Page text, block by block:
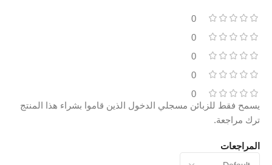
0
0
0
0
0
المراجعات
يسمح فقط للزبائن مسجلي الدخول الذين قاموا بشراء هذا المنتج
ترك مراجعة.